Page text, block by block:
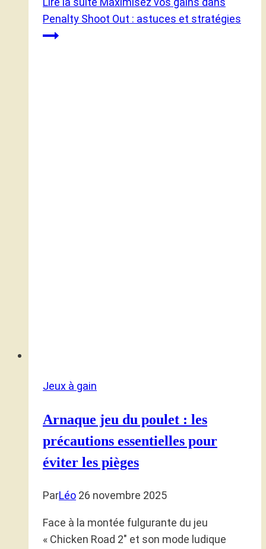
Penalty Shoot Out : astuces et stratégies
Jeux à gain
Arnaque jeu du poulet : les
précautions essentielles pour
éviter les pièges
ParLéo 26 novembre 2025
Face à la montée fulgurante du jeu
« Chicken Road 2″ et son mode ludique